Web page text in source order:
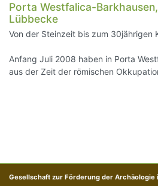
Porta Westfalica-
Lübbecke
Von der Steinzeit bis zum 30jährigen
Anfang Juli 2008 haben in Porta
aus der Zeit der römischen
Gesellschaft zur Förderung der Archäologie